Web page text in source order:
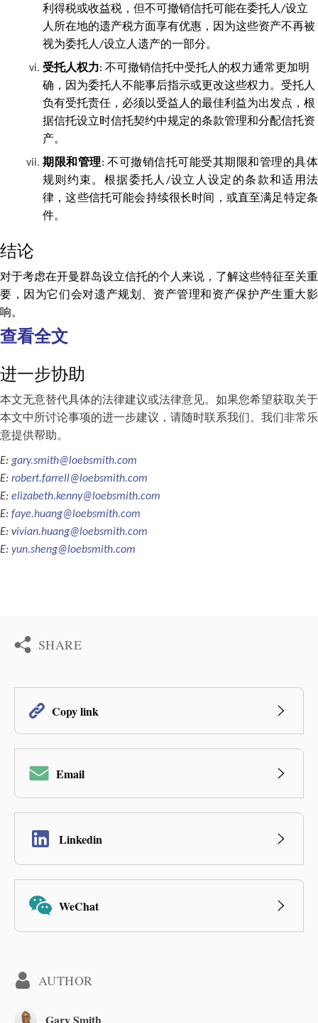
利得税或收益税，但不可撤销信托可能在委托人/设立
人所在地的遗产税方面享有优惠，因为这些资产不再被
视为委托人/设立人遗产的一部分。
受托人权力 : 不可撤销信托中受托人的权力通常更加明
确，因为委托人不能事后指示或更改这些权力。受托人
负有受托责任，必须以受益人的最佳利益为出发点，根
据信托设立时信托契约中规定的条款管理和分配信托资
产。
期限和管理: 不可撤销信托可能受其期限和管理的具体
规则约束。根据委托人/设立人设定的条款和适用法
律，这些信托可能会持续很长时间，或直至满足特定条
件。
结论
对于考虑在开曼群岛设立信托的个人来说，了解这些特征至关重
要，因为它们会对遗产规划、资产管理和资产保护产生重大影
响。
查看全文
进一步协助
本文无意替代具体的法律建议或法律意见。如果您希望获取关于
本文中所讨论事项的进一步建议，请随时联系我们。我们非常乐
意提供帮助。
E: gary.smith@loebsmith.com
E: robert.farrell@loebsmith.com
E: elizabeth.kenny@loebsmith.com
E: faye.huang@loebsmith.com
E: vivian.huang@loebsmith.com
E: yun.sheng@loebsmith.com
SHARE
Copy link
Email
Linkedin
WeChat
AUTHOR